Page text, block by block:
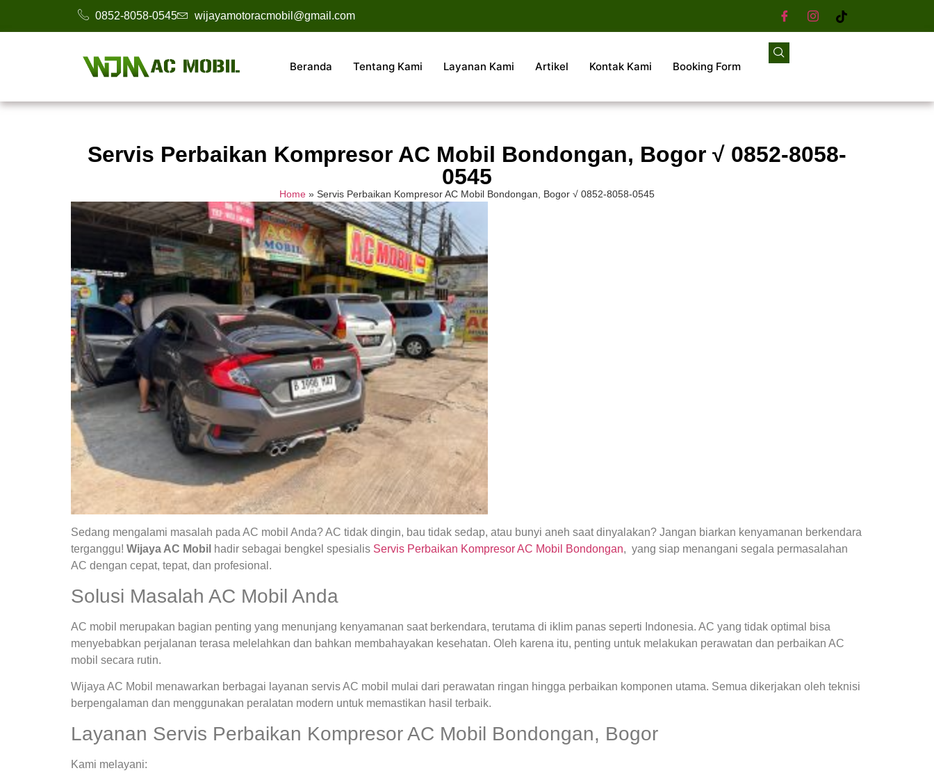
0852-8058-0545 wijayamotoracmobil@gmail.com
Beranda Tentang Kami Layanan Kami Artikel Kontak Kami Booking Form
Servis Perbaikan Kompresor AC Mobil Bondongan, Bogor √ 0852-8058-
0545
Home » Servis Perbaikan Kompresor AC Mobil Bondongan, Bogor √ 0852-8058-0545
Sedang mengalami masalah pada AC mobil Anda? AC tidak dingin, bau tidak sedap, atau bunyi aneh saat dinyalakan? Jangan biarkan kenyamanan berkendara
terganggu! Wijaya AC Mobil hadir sebagai bengkel spesialis Servis Perbaikan Kompresor AC Mobil Bondongan, yang siap menangani segala permasalahan
AC dengan cepat, tepat, dan profesional.
Solusi Masalah AC Mobil Anda
AC mobil merupakan bagian penting yang menunjang kenyamanan saat berkendara, terutama di iklim panas seperti Indonesia. AC yang tidak optimal bisa
menyebabkan perjalanan terasa melelahkan dan bahkan membahayakan kesehatan. Oleh karena itu, penting untuk melakukan perawatan dan perbaikan AC
mobil secara rutin.
Wijaya AC Mobil menawarkan berbagai layanan servis AC mobil mulai dari perawatan ringan hingga perbaikan komponen utama. Semua dikerjakan oleh teknisi
berpengalaman dan menggunakan peralatan modern untuk memastikan hasil terbaik.
Layanan Servis Perbaikan Kompresor AC Mobil Bondongan, Bogor
Kami melayani: